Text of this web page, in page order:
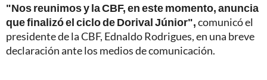
"Nos reunimos y la CBF, en este momento, anuncia
que finalizó el ciclo de Dorival Júnior",comunicó el
presidente de la CBF, Ednaldo Rodrigues, en una breve
declaración ante los medios de comunicación.